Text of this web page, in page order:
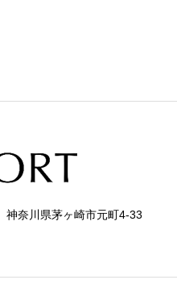
奈川県茅ヶ崎市元町4-33